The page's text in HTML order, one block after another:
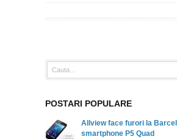
POSTARI POPULARE
Allview face furori la
smartphone P5 Quad